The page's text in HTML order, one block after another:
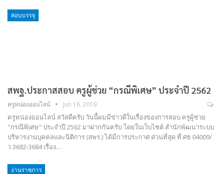
สอบบรรจุ
สพฐ.ประกาสสอบ ครูผู้ช่วย “กรณีพิเศษ” ประจำปี 2562
ครูหน่องออนไลน์ Jun 16, 2019
ครูหน่องออนไลน์ สวัสดีครับ วันนี้ผมมีข่าวดีในเรื่องของการสอบ ครูผู้ช่วย
"กรณีพิเศษ" ประจำปี 2562 มาฝากกันครับ โดยในเว็บไซต์ สำนักพัฒนาระบบ
บริหารงานบุคคลและนิติการ (สพร.) ได้มีการประกาศ ด่วนที่สุด ที่ ศธ 04009/
ว 3682-3684 เรื่อง…
งานราชการ